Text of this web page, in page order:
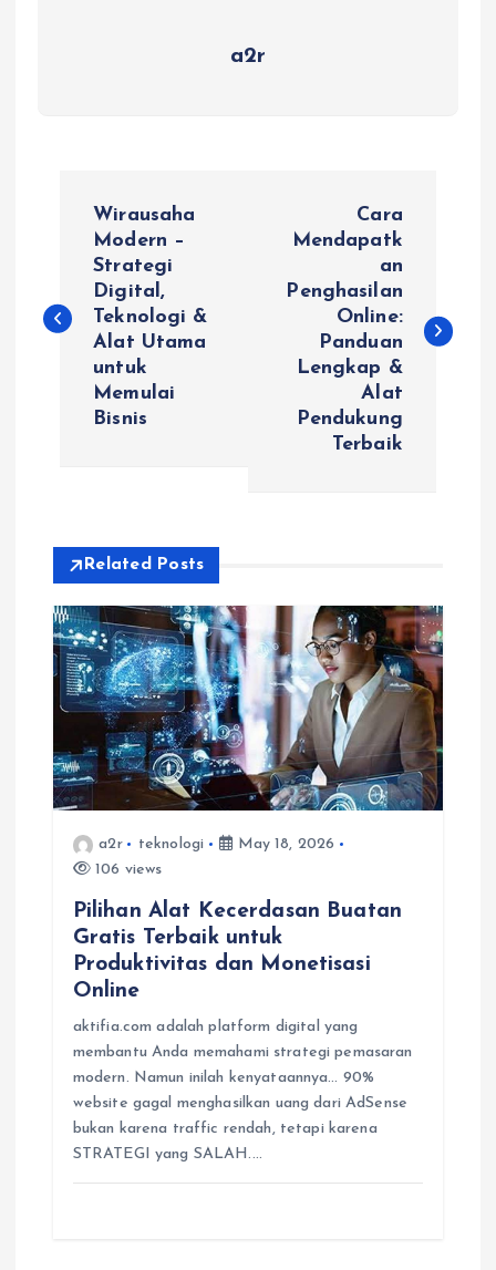
a2r
s
g
a
Wirausaha
Modern –
Strategi
Digital,
Teknologi &
Alat Utama
untuk
Memulai
Bisnis
Cara
Mendapatk
an
Penghasilan
Online:
Panduan
Lengkap &
Alat
Pendukung
Terbaik
Related Posts
a2r teknologi
May 18, 2026
106 views
Pilihan Alat Kecerdasan Buatan
Gratis Terbaik untuk
Produktivitas dan Monetisasi
Online
aktifia.com adalah platform digital yang
membantu Anda memahami strategi pemasaran
modern. Namun inilah kenyataannya… 90%
website gagal menghasilkan uang dari AdSense
bukan karena traffic rendah, tetapi karena
STRATEGI yang SALAH.…